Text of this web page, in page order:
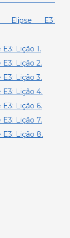
Elipse E3:
Lição 1.
Lição 2.
Lição 3.
Lição 4.
Lição 6.
Lição 7.
Lição 8.